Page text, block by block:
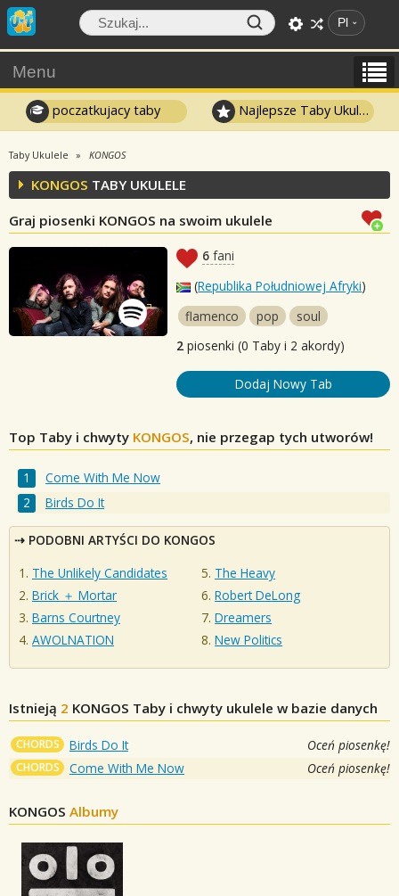
Pl
Menu
poczatkujacy taby Najlepsze Taby Ukulele
Taby Ukulele KONGOS
KONGOS TABY UKULELE
Graj piosenki KONGOS na swoim ukulele
6 fani
(Republika Południowej Afryki)
flamenco
pop
soul
2 piosenki (0 Taby i 2 akordy)
Dodaj Nowy Tab
Top Taby i chwyty KONGOS, nie przegap tych utworów!
Come With Me Now
Birds Do It
PODOBNI ARTYŚCI DO KONGOS
The Unlikely Candidates
Brick ＋ Mortar
Barns Courtney
AWOLNATION
The Heavy
Robert DeLong
Dreamers
New Politics
Istnieją 2 KONGOS Taby i chwyty ukulele w bazie danych
CHORDS Birds Do It Oceń piosenkę!
CHORDS Come With Me Now Oceń piosenkę!
KONGOS Albumy